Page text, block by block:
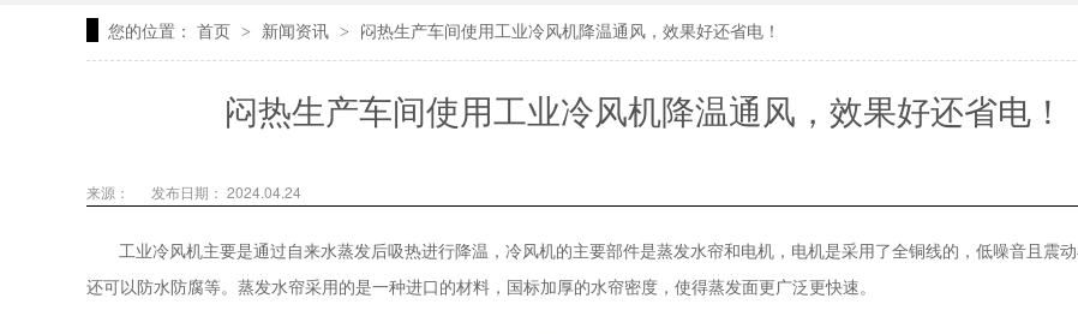
您的位置： 首页 > 新闻资讯 > 闷热生产车间使用工业冷风机降温通风，效果好还省电！
闷热生产车间使用工业冷风机降温通风，效果好还省电！
来源： 发布日期： 2024.04.24
工业冷风机主要是通过自来水蒸发后吸热进行降温，冷风机的主要部件是蒸发水帘和电机，电机是采用了全铜线的，低噪音且震动
还可以防水防腐等。蒸发水帘采用的是一种进口的材料，国标加厚的水帘密度，使得蒸发面更广泛更快速。